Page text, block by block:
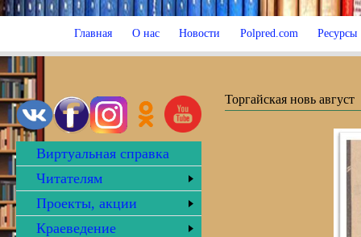
Главная О нас Новости Polpred.com Ресурсы
Виртуальная справка
Читателям
Проекты, акции
Краеведение
Торгайская новь август